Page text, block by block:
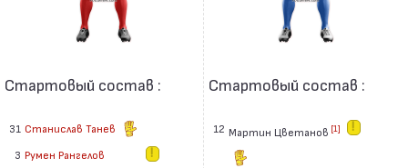
Стартовый состав :
31 Станислав Танев
3 Румен Рангелов
Стартовый состав :
12 Мартин Цветанов [1]